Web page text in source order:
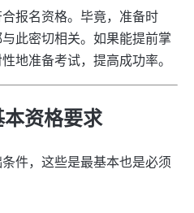
报名资格。毕竟，准备时
此密切相关。如果能提前掌
地准备考试，提高成功率。
资格要求
件，这些是最基本也是必须